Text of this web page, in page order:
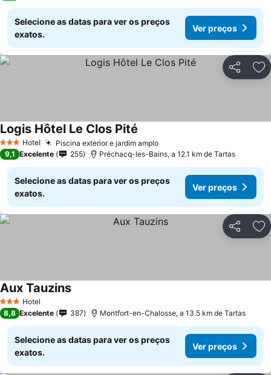
Selecione as datas para ver os preços
exatos.
Ver preços
Partilhar
3 EstrelasHotel Piscina exterior e jardim amplo
Logis Hôtel Le Clos Pité
9,1 Excelente 255 Préchacq-les-Bains, a 12.1 km de Tartas
Selecione as datas para ver os preços
exatos.
Ver preços
Partilhar
3 EstrelasHotel
Aux Tauzins
8,8 Excelente 387 Montfort-en-Chalosse, a 13.5 km de Tartas
Selecione as datas para ver os preços
exatos.
Ver preços